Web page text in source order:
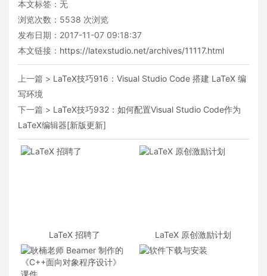
本文标签：无
浏览次数： 5538 次浏览
发布日期：2017-11-07 09:18:37
本文链接： https://latexstudio.net/archives/11117.html
上一篇 > LaTeX技巧916：Visual Studio Code 搭建 LaTeX 编
写环境
下一篇 > LaTeX技巧932：如何配置Visual Studio Code作为
LaTeX编辑器[新版更新]
LaTeX 招聘了 LaTeX 原创激励计划